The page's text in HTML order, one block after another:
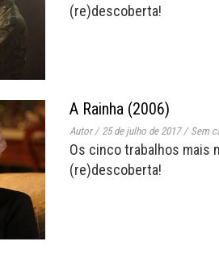
(re)descoberta!
A Rainha (2006)
Autor/ 25 de julho de 2017 / Sem
Os cinco trabalhos mais
(re)descoberta!